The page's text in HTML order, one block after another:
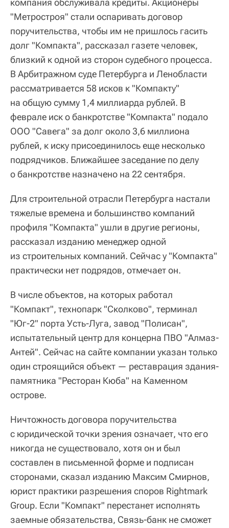
компания обслуживала кредиты. Акционеры
"Метростроя" стали оспаривать договор
поручительства, чтобы им не пришлось гасить
долг "Компакта", рассказал газете человек,
близкий к одной из сторон судебного процесса.
В Арбитражном суде Петербурга и Ленобласти
рассматривается 58 исков к "Компакту"
на общую сумму 1,4 миллиарда рублей. В
феврале иск о банкротстве "Компакта" подало
ООО "Савега" за долг около 3,6 миллиона
рублей, к иску присоединилось еще несколько
подрядчиков. Ближайшее заседание по делу
о банкротстве назначено на 22 сентября.
Для строительной отрасли Петербурга настали
тяжелые времена и большинство компаний
профиля "Компакта" ушли в другие регионы,
рассказал изданию менеджер одной
из строительных компаний. Сейчас у "Компакта"
практически нет подрядов, отмечает он.
В числе объектов, на которых работал
"Компакт", технопарк "Сколково", терминал
"Юг-2" порта Усть-Луга, завод "Полисан",
испытательный центр для концерна ПВО "Алмаз-
Антей". Сейчас на сайте компании указан только
один строящийся объект — реставрация здания-
памятника "Ресторан Кюба" на Каменном
острове.
Ничтожность договора поручительства
с юридической точки зрения означает, что его
никогда не существовало, хотя он и был
составлен в письменной форме и подписан
сторонами, сказал изданию Максим Смирнов,
юрист практики разрешения споров Rightmark
Group. Если "Компакт" перестанет исполнять
заемные обязательства, Связь-банк не сможет